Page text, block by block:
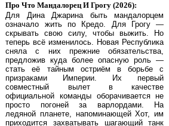
Про Что Мандалорец И Грогу (2026):
Для Дина Джарина быть мандалорцем
означало жить по Кредо. Для Грогу —
скрывать свою силу, чтобы выжить. Но
теперь всё изменилось. Новая Республика
сняла с них прежние обязательства,
предложив куда более опасную роль —
стать её тайным остриём в борьбе с
призраками Империи. Их первый
совместный вылет в качестве
официальной команды оборачивается не
просто погоней за варлордами. На
ледяной планете, напоминающей Хот, им
приходится захватывать шагающий танк